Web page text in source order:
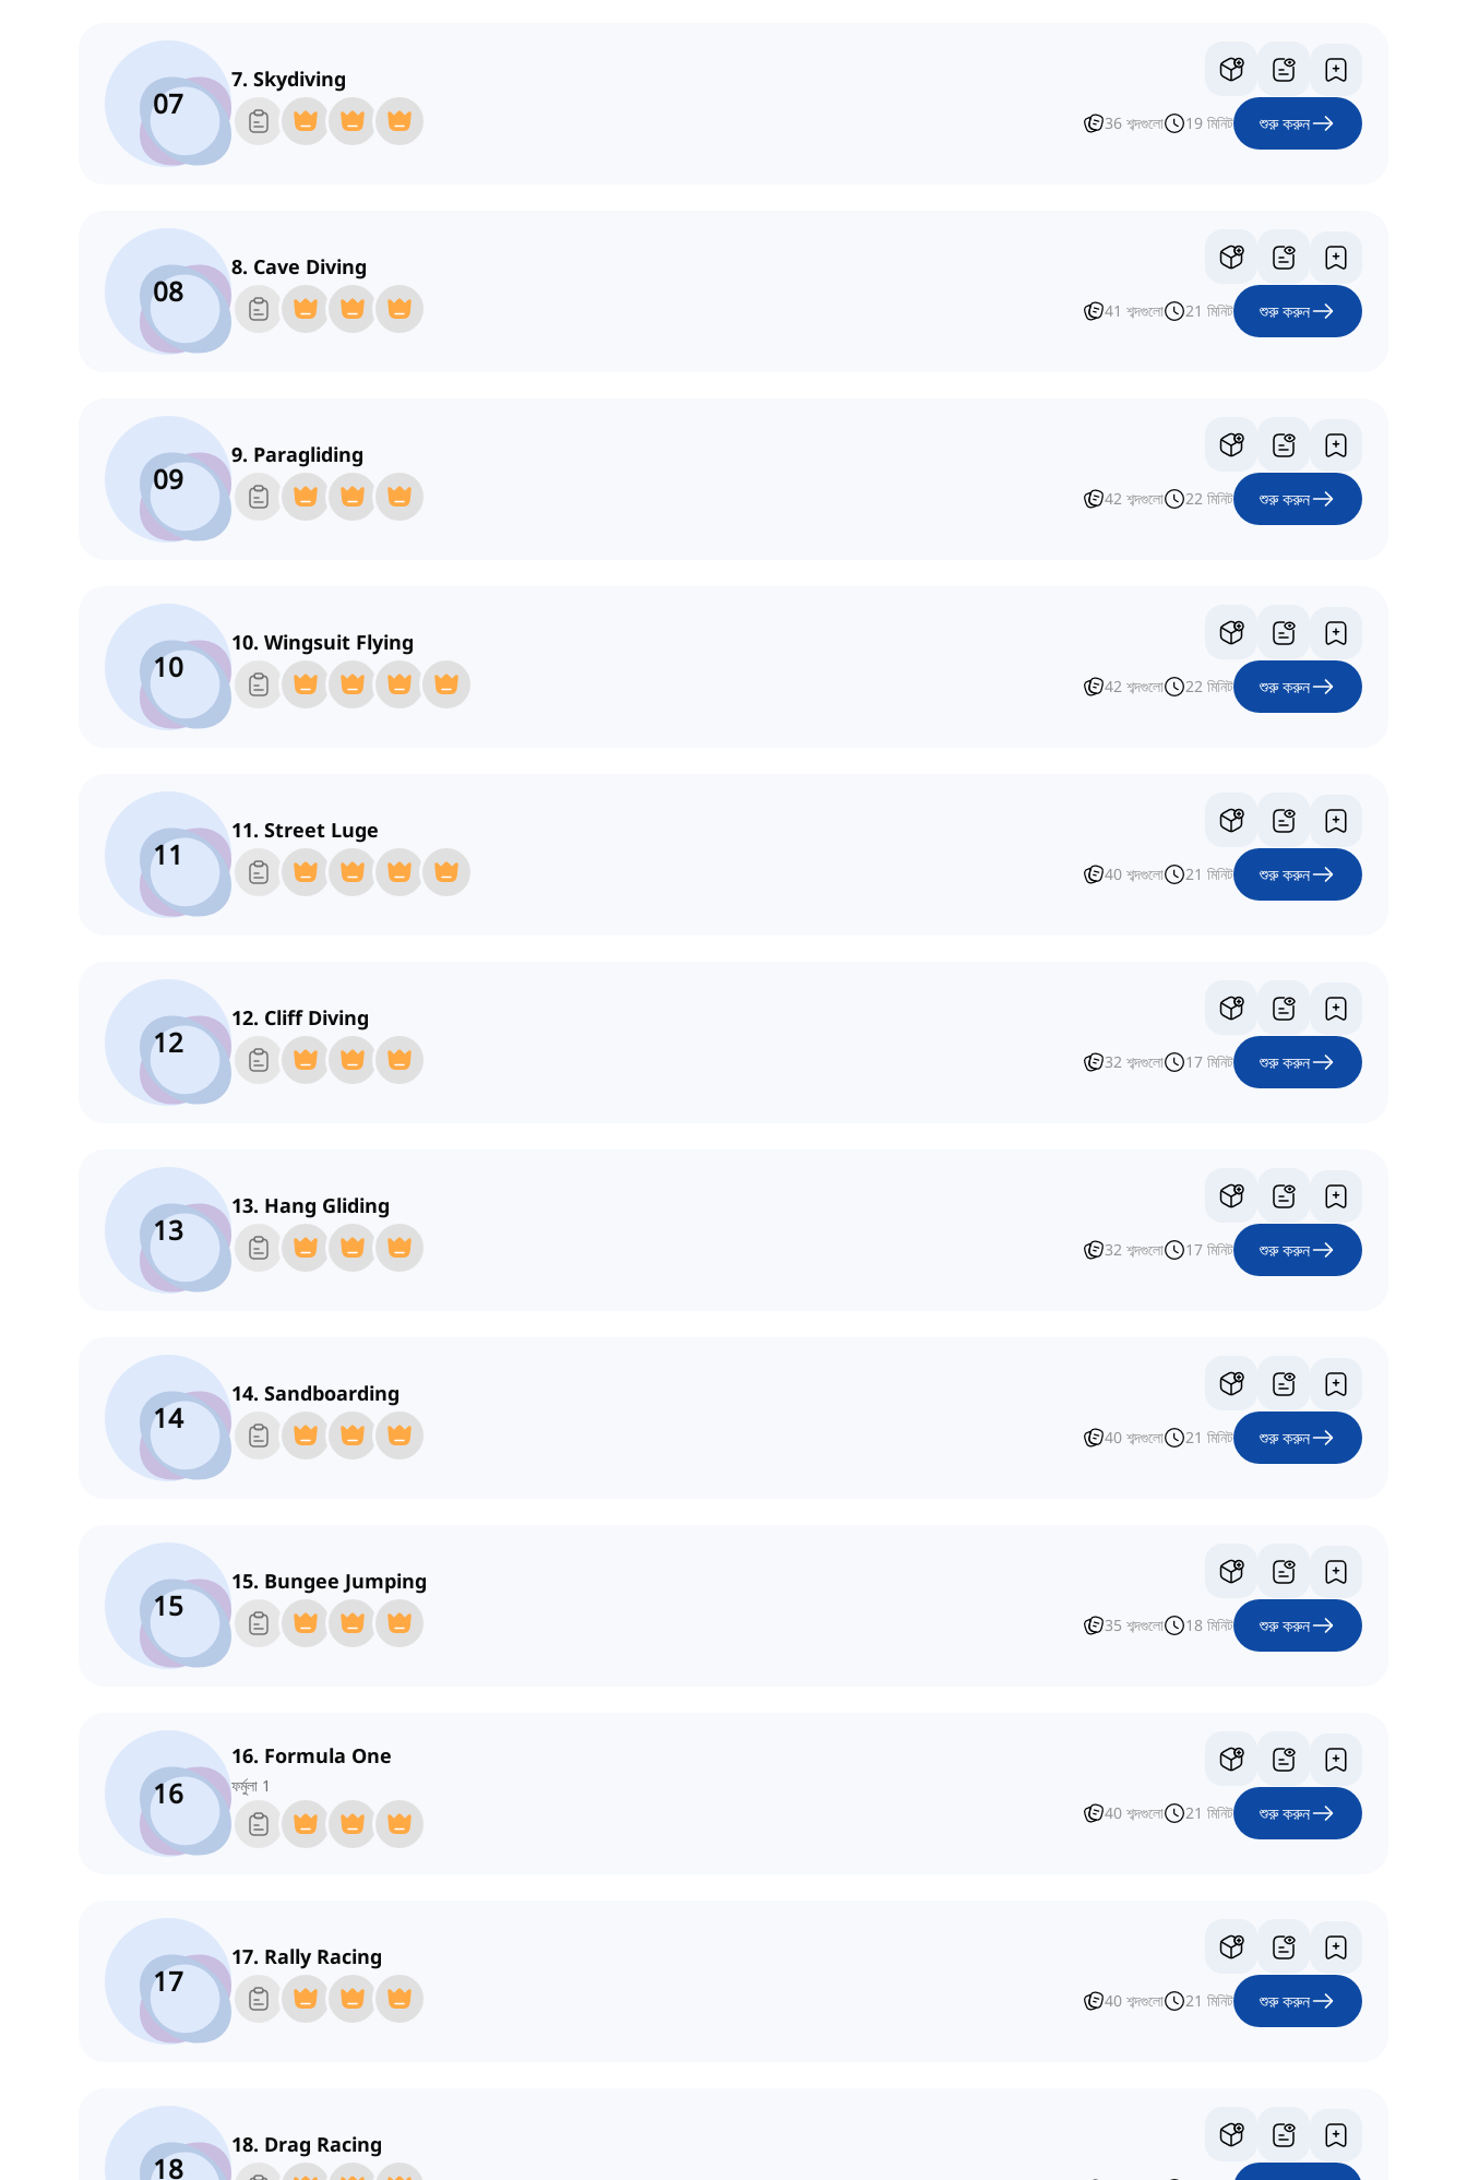
07
7. Skydiving
36 শব্দগুলো 19 মিনিট শুরু করুন
08
8. Cave Diving
41 শব্দগুলো 21 মিনিট শুরু করুন
09
9. Paragliding
42 শব্দগুলো 22 মিনিট শুরু করুন
10
10. Wingsuit Flying
42 শব্দগুলো 22 মিনিট শুরু করুন
11
11. Street Luge
40 শব্দগুলো 21 মিনিট শুরু করুন
12
12. Cliff Diving
32 শব্দগুলো 17 মিনিট শুরু করুন
13
13. Hang Gliding
32 শব্দগুলো 17 মিনিট শুরু করুন
14
14. Sandboarding
40 শব্দগুলো 21 মিনিট শুরু করুন
15
15. Bungee Jumping
35 শব্দগুলো 18 মিনিট শুরু করুন
16
16. Formula One
ফর্মুলা 1
40 শব্দগুলো 21 মিনিট শুরু করুন
17
17. Rally Racing
40 শব্দগুলো 21 মিনিট শুরু করুন
18
18. Drag Racing